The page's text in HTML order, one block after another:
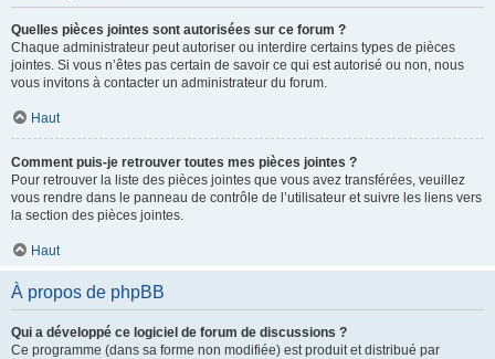
Quelles pièces jointes sont autorisées sur ce forum ?
Chaque administrateur peut autoriser ou interdire certains types de pièces
jointes. Si vous n’êtes pas certain de savoir ce qui est autorisé ou non, nous
vous invitons à contacter un administrateur du forum.
Haut
Comment puis-je retrouver toutes mes pièces jointes ?
Pour retrouver la liste des pièces jointes que vous avez transférées, veuillez
vous rendre dans le panneau de contrôle de l’utilisateur et suivre les liens vers
la section des pièces jointes.
Haut
À propos de phpBB
Qui a développé ce logiciel de forum de discussions ?
Ce programme (dans sa forme non modifiée) est produit et distribué par